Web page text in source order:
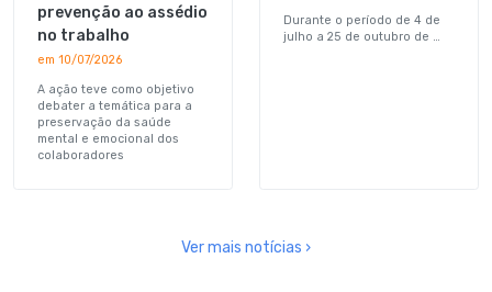
prevenção ao assédio
no trabalho
em 10/07/2026
A ação teve como objetivo
debater a temática para a
preservação da saúde
mental e emocional dos
colaboradores
Durante o período de 4 de
julho a 25 de outubro de …
Ver mais notícias ›